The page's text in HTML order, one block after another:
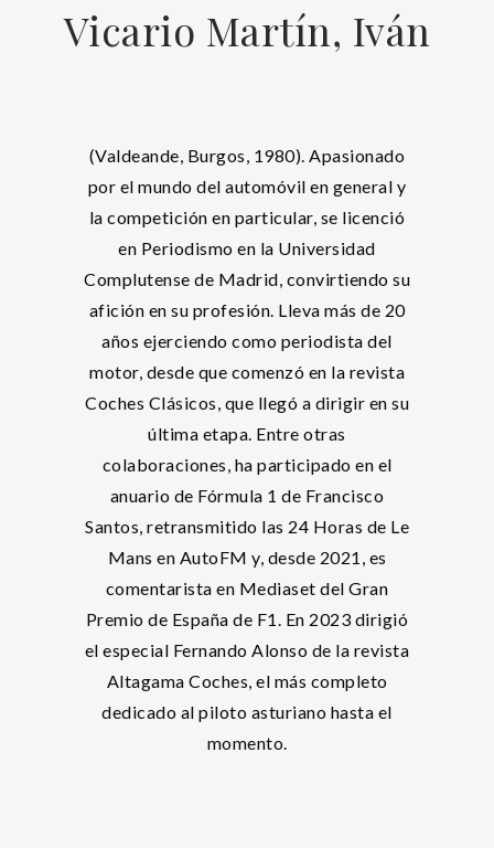
Vicario Martín, Iván
(Valdeande, Burgos, 1980). Apasionado
por el mundo del automóvil en general y
la competición en particular, se licenció
en Periodismo en la Universidad
Complutense de Madrid, convirtiendo su
afición en su profesión. Lleva más de 20
años ejerciendo como periodista del
motor, desde que comenzó en la revista
Coches Clásicos, que llegó a dirigir en su
última etapa. Entre otras
colaboraciones, ha participado en el
anuario de Fórmula 1 de Francisco
Santos, retransmitido las 24 Horas de Le
Mans en AutoFM y, desde 2021, es
comentarista en Mediaset del Gran
Premio de España de F1. En 2023 dirigió
el especial Fernando Alonso de la revista
Altagama Coches, el más completo
dedicado al piloto asturiano hasta el
momento.